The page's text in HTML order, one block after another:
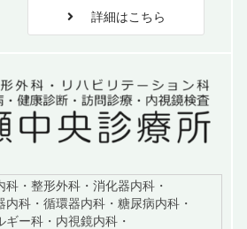
詳細はこちら
科・整形外科・消化器内科・
内科・循環器内科・糖尿病内科・
ギー科・内視鏡内科・